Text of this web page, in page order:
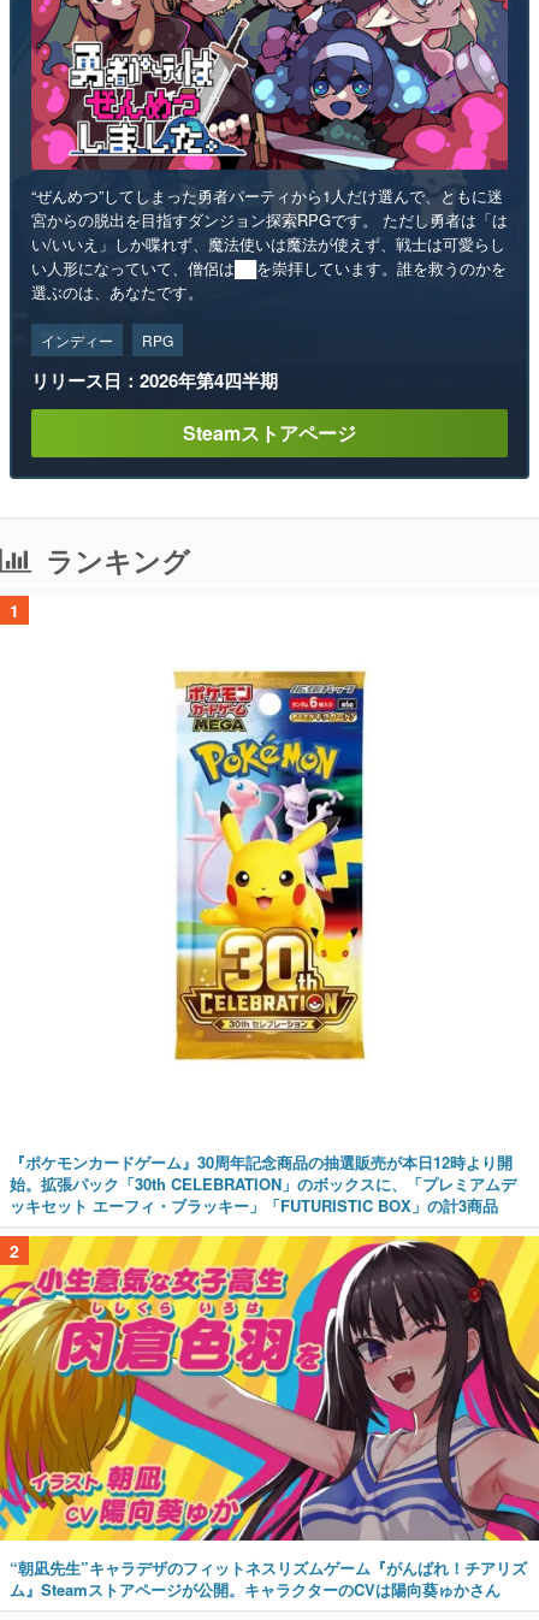
“ぜんめつ”してしまった勇者パーティから1人だけ選んで、ともに迷
宮からの脱出を目指すダンジョン探索RPGです。 ただし勇者は「は
い/いいえ」しか喋れず、魔法使いは魔法が使えず、戦士は可愛らし
い人形になっていて、僧侶は██を崇拝しています。誰を救うのかを
選ぶのは、あなたです。
インディー RPG
リリース日：2026年第4四半期
Steamストアページ
ランキング
1
『ポケモンカードゲーム』30周年記念商品の抽選販売が本日12時より開
始。拡張パック「30th CELEBRATION」のボックスに、「プレミアムデ
ッキセット エーフィ・ブラッキー」「FUTURISTIC BOX」の計3商品
2
“朝凪先生”キャラデザのフィットネスリズムゲーム『がんばれ！チアリズ
ム』Steamストアページが公開。キャラクターのCVは陽向葵ゅかさん